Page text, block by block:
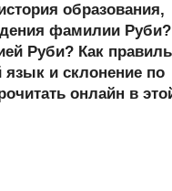
образования,
фамилии Руби?
Руби? Как
и склонение по
онлайн в